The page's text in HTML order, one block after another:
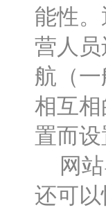
能性
营人
航（
相互
置而设
网站
还可